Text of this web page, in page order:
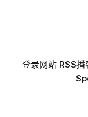
登录网站 RSS播